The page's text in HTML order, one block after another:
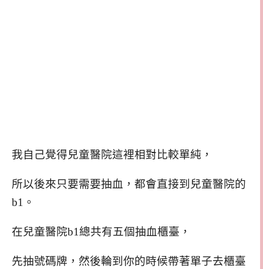
我自己覺得兒童醫院這裡相對比較單純，
所以後來只要需要抽血，都會直接到兒童醫院的
b1。
在兒童醫院b1總共有五個抽血櫃臺，
先抽號碼牌，然後輪到你的時候帶著單子去櫃臺